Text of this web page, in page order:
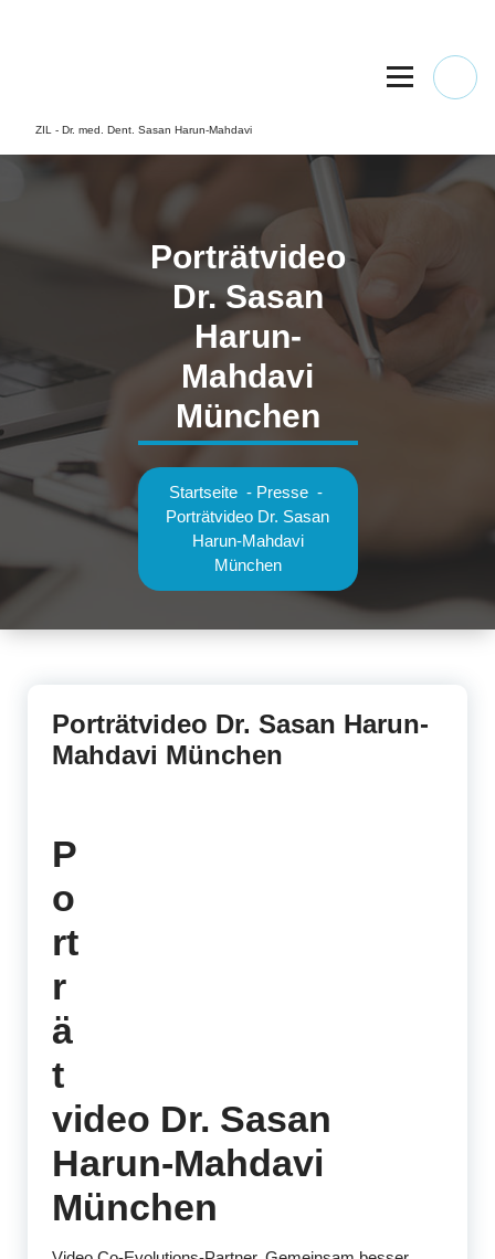
ZIL - Dr. med. Dent. Sasan Harun-Mahdavi
Porträtvideo
Dr. Sasan
Harun-
Mahdavi
München
Startseite- Presse-
Porträtvideo Dr. Sasan
Harun-Mahdavi
München
Porträtvideo Dr. Sasan Harun-
Mahdavi München
P
o
rt
r
ä
t
video Dr. Sasan
Harun-Mahdavi
München